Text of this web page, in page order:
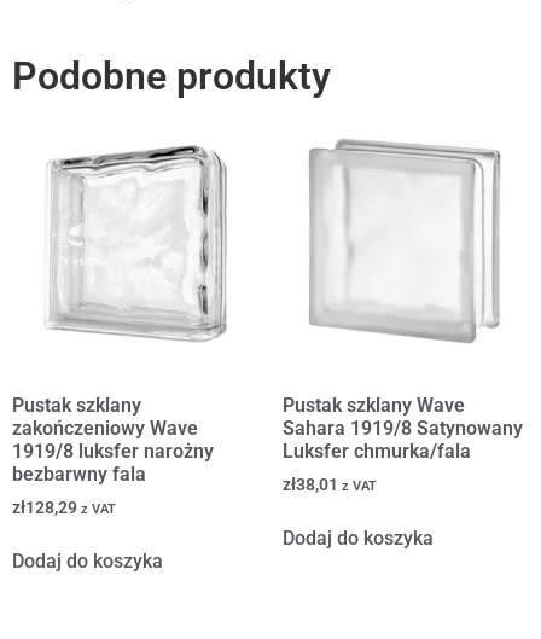
Podobne produkty
Pustak szklany
zakończeniowy Wave
1919/8 luksfer narożny
bezbarwny fala
zł128,29 z VAT
Dodaj do koszyka
Pustak szklany Wave
Sahara 1919/8 Satynowany
Luksfer chmurka/fala
zł38,01 z VAT
Dodaj do koszyka